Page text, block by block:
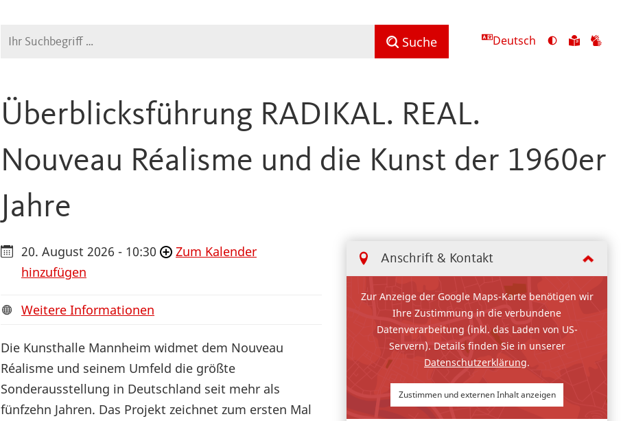
Suche Suche Deutsch
Ansicht
Zu
Überblicksführung RADIKAL. REAL.
Nouveau Réalisme und die Kunst der 1960er
Jahre
Anschrift & Kontakt
Zur Anzeige der Google Maps-Karte benötigen wir
Ihre Zustimmung in die verbundene
Datenverarbeitung (inkl. das Laden von US-
Servern). Details finden Sie in unserer
Datenschutzerklärung.
Zustimmen und externen Inhalt anzeigen
20. August 2026 - 10:30
Zum Kalender
hinzufügen
Weitere Informationen
Die Kunsthalle Mannheim widmet dem Nouveau
Réalisme und seinem Umfeld die größte
Sonderausstellung in Deutschland seit mehr als
fünfzehn Jahren. Das Projekt zeichnet zum ersten Mal